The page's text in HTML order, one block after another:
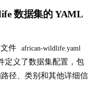
数据集的 YAML
件 african-wildlife.yaml
定义了数据集配置，包
径、类别和其他详细信